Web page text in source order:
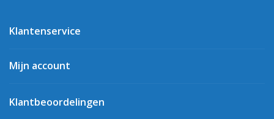
Klantenservice
Mijn account
Klantbeoordelingen